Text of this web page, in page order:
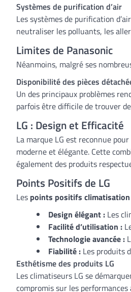
Systèmes de purification d’air
Les systèmes de purification
neutraliser les polluants, les
Limites de Panasonic
Néanmoins, malgré ses
Disponibilité des pièces
Un des principaux problèmes
parfois être difficile de trouver
LG : Design et Efficacité
La marque LG est reconnue pour
moderne et élégante. Cette
également des produits
Points Positifs de LG
Les points positifs climatisation
Design élégant : Les
Facilité d’utilisation :
Technologie avancée :
Fiabilité : Les produits
Esthétisme des produits LG
Les climatiseurs LG se
compromis sur les